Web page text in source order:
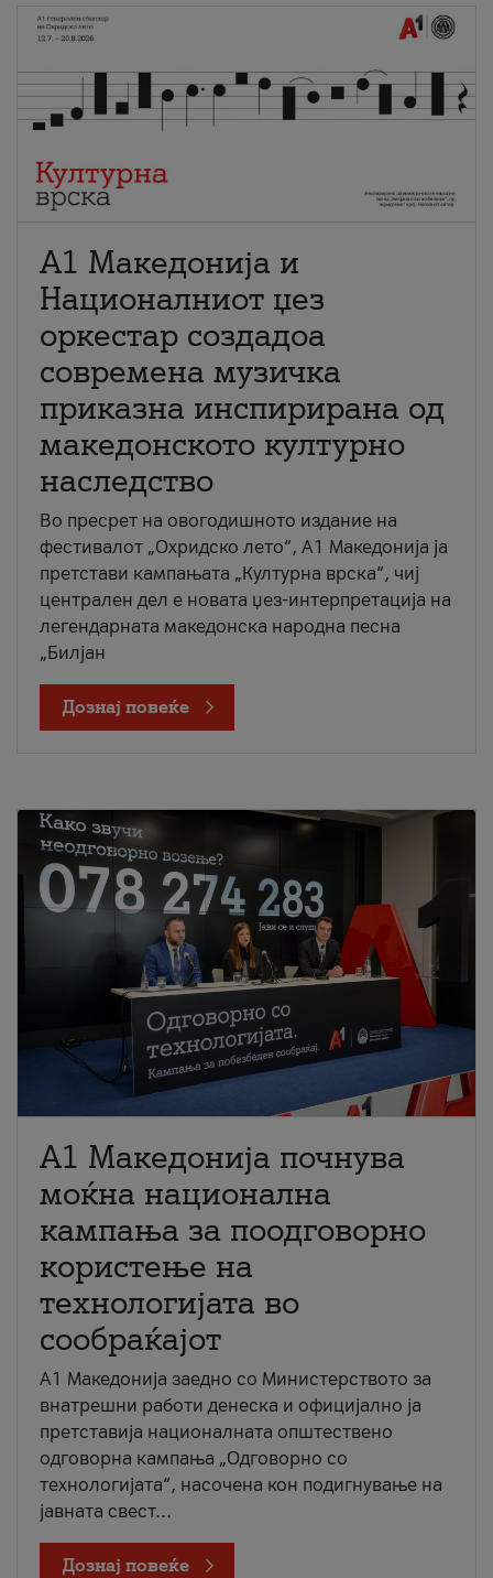
А1 Македонија и
Националниот џез
оркестар создадоа
современа музичка
приказна инспирирана од
македонското културно
наследство
Во пресрет на овогодишното издание на
фестивалот „Охридско лето“, А1 Македонија ја
претстави кампањата „Културна врска“, чиј
централен дел е новата џез-интерпретација на
легендарната македонска народна песна
„Билјан
Дознај повеќе
A1 Македонија почнува
моќна национална
кампања за поодговорно
користење на
технологијата во
сообраќајот
A1 Македонија заедно со Министерството за
внатрешни работи денеска и официјално ја
претставија националната општествено
одговорна кампања „Одговорно со
технологијата“, насочена кон подигнување на
јавната свест...
Дознај повеќе